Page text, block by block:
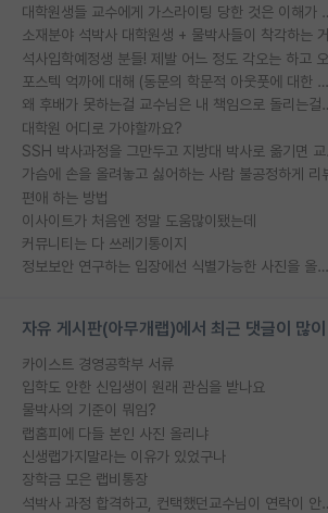
대학원생들 교수에게
소재분야 석박사 대학원생 + 물박사들이 착각하는 거
포스텍 억까에 대해 (동문의 학문적 아웃풋에 대한 반박)
왜 후배가 못하는
대학원 어디로 가야할까요?
가슴에 손을 올려놓고 싫어하는 사람 불공정하게 리
편애 하는 방법
이사이트가 처음엔 정말 도움많이됐는데
커뮤니티는 다 쓰레기통이지
정보보안 연구하는 입장에선 식별가능한 사진을 올리는건 비추이긴함
자유 게시판(아무개랩)에서 최근 댓글이 많
카이스트 경영공학부 서류
입학도 안한 신입생이 원래 관심을 받나요
물박사의 기준이 뭐임?
랩홈피에 다들 본인 사진 올리냐
신생랩가지말라는 이유가 있었구나
장학금 모은 랩비통장
석박사 과정 합격